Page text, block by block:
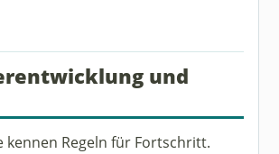
und
kennen Regeln für Fortschritt.